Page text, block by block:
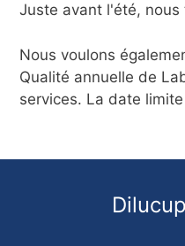
Juste avant l'été,
Nous voulons
Qualité annuelle de
services. La date